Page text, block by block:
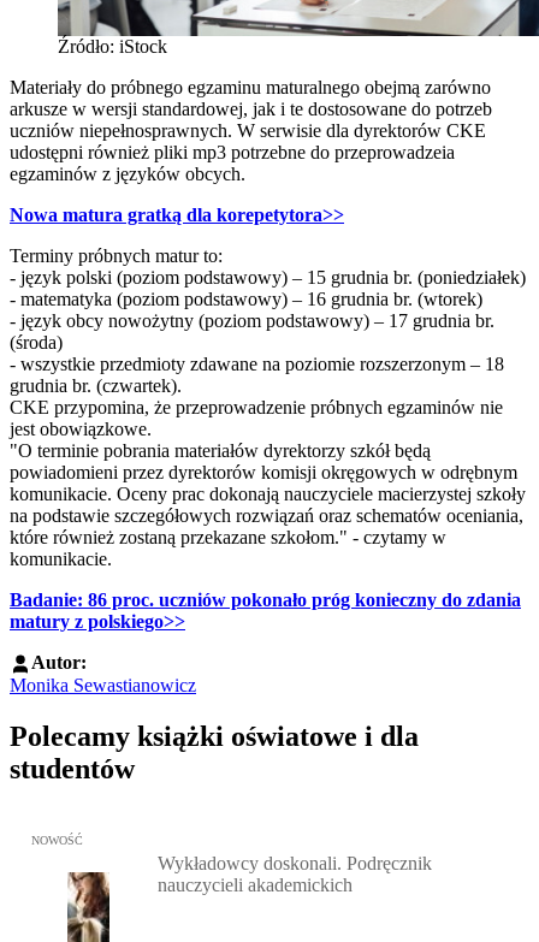
Źródło: iStock
Materiały do próbnego egzaminu maturalnego obejmą zarówno
arkusze w wersji standardowej, jak i te dostosowane do potrzeb
uczniów niepełnosprawnych. W serwisie dla dyrektorów CKE
udostępni również pliki mp3 potrzebne do przeprowadzeia
egzaminów z języków obcych.
Nowa matura gratką dla korepetytora>>
Terminy próbnych matur to:
- język polski (poziom podstawowy) – 15 grudnia br. (poniedziałek)
- matematyka (poziom podstawowy) – 16 grudnia br. (wtorek)
- język obcy nowożytny (poziom podstawowy) – 17 grudnia br.
(środa)
- wszystkie przedmioty zdawane na poziomie rozszerzonym – 18
grudnia br. (czwartek).
CKE przypomina, że przeprowadzenie próbnych egzaminów nie
jest obowiązkowe.
"O terminie pobrania materiałów dyrektorzy szkół będą
powiadomieni przez dyrektorów komisji okręgowych w odrębnym
komunikacie. Oceny prac dokonają nauczyciele macierzystej szkoły
na podstawie szczegółowych rozwiązań oraz schematów oceniania,
które również zostaną przekazane szkołom." - czytamy w
komunikacie.
Badanie: 86 proc. uczniów pokonało próg konieczny do zdania
matury z polskiego>>
Autor:
Monika Sewastianowicz
Polecamy książki oświatowe i dla
studentów
Przejdź do: Wykładowcy doskonali. Podręcznik nauczycieli
NOWOŚĆ
Wykładowcy doskonali. Podręcznik
nauczycieli akademickich